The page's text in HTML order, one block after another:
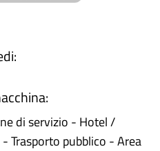
:
:
di servizio - Hotel /
Trasporto pubblico - Area